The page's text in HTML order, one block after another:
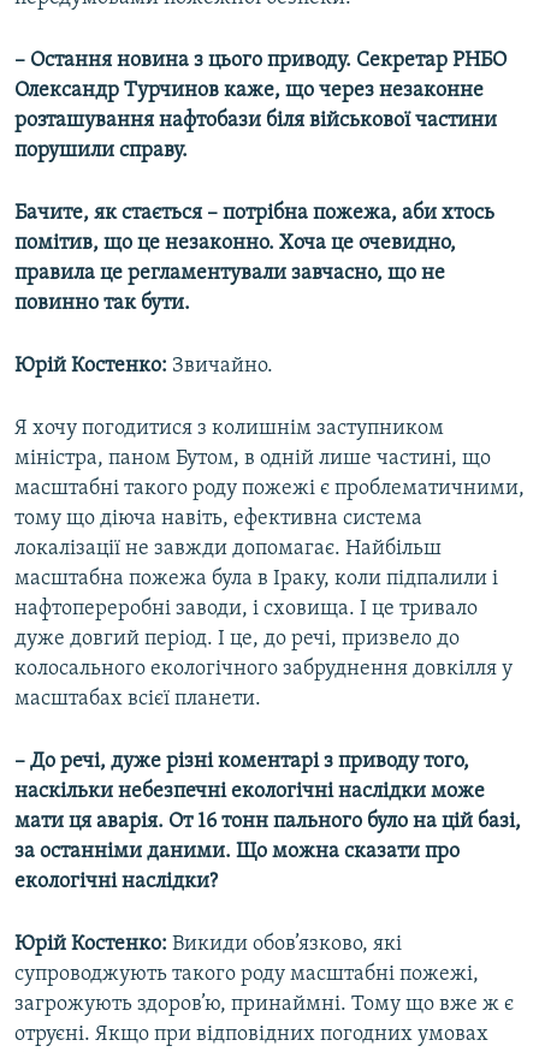
– Остання новина з цього приводу. Секретар РНБО
Олександр Турчинов каже, що через незаконне
розташування нафтобази біля військової частини
порушили справу.
Бачите, як стається – потрібна пожежа, аби хтось
помітив, що це незаконно. Хоча це очевидно,
правила це регламентували завчасно, що не
повинно так бути.
Юрій Костенко: Звичайно.
Я хочу погодитися з колишнім заступником
міністра, паном Бутом, в одній лише частині, що
масштабні такого роду пожежі є проблематичними,
тому що діюча навіть, ефективна система
локалізації не завжди допомагає. Найбільш
масштабна пожежа була в Іраку, коли підпалили і
нафтопереробні заводи, і сховища. І це тривало
дуже довгий період. І це, до речі, призвело до
колосального екологічного забруднення довкілля у
масштабах всієї планети.
– До речі, дуже різні коментарі з приводу того,
наскільки небезпечні екологічні наслідки може
мати ця аварія. От 16 тонн пального було на цій базі,
за останніми даними. Що можна сказати про
екологічні наслідки?
Юрій Костенко: Викиди обов’язково, які
супроводжують такого роду масштабні пожежі,
загрожують здоров’ю, принаймні. Тому що вже ж є
отруєні. Якщо при відповідних погодних умовах